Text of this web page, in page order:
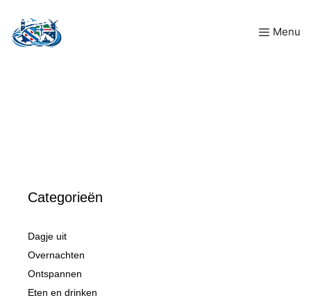
naar
Menu
Categorieën
Dagje uit
Overnachten
Ontspannen
Eten en drinken